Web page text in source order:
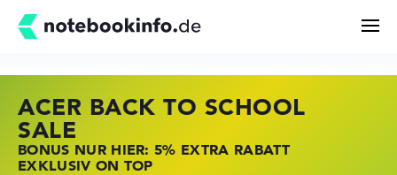
ACER BACK TO SCHOOL
SALE
BONUS NUR HIER: 5% EXTRA RABATT
EXKLUSIV ON TOP
HP STORE SSV DEALS
JETZT ZUGREIFEN: NOTEBOOKS BEI HP
KRÄFTIG REDUZIERT
LENOVO LAPTOP DEALS
NOTEBOOKS BEI LENOVO JETZT
KRÄFTIG REDUZIERT